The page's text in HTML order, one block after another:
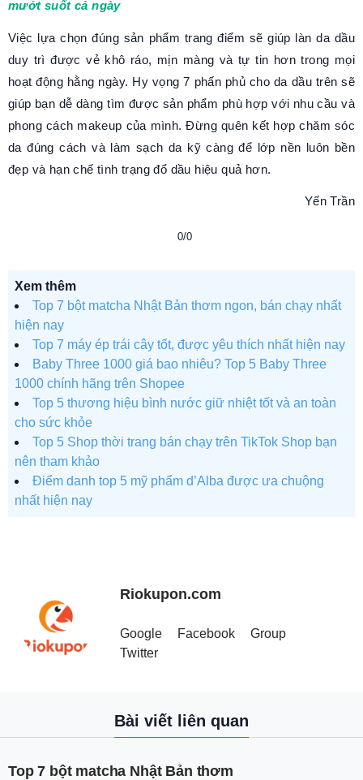
mướt suốt cả ngày
Việc lựa chọn đúng sản phẩm trang điểm sẽ giúp làn da dầu
duy trì được vẻ khô ráo, mịn màng và tự tin hơn trong mọi
hoạt động hằng ngày. Hy vọng 7 phấn phủ cho da dầu trên sẽ
giúp bạn dễ dàng tìm được sản phẩm phù hợp với nhu cầu và
phong cách makeup của mình. Đừng quên kết hợp chăm sóc
da đúng cách và làm sạch da kỹ càng để lớp nền luôn bền
đẹp và hạn chế tình trạng đổ dầu hiệu quả hơn.
Yến Trần
0/0
Xem thêm
Top 7 bột matcha Nhật Bản thơm ngon, bán chạy nhất
hiện nay
Top 7 máy ép trái cây tốt, được yêu thích nhất hiện nay
Baby Three 1000 giá bao nhiêu? Top 5 Baby Three
1000 chính hãng trên Shopee
Top 5 thương hiệu bình nước giữ nhiệt tốt và an toàn
cho sức khỏe
Top 5 Shop thời trang bán chạy trên TikTok Shop bạn
nên tham khảo
Điểm danh top 5 mỹ phẩm d’Alba được ưa chuộng
nhất hiện nay
Riokupon.com
Google Facebook
Group
Twitter
Bài viết liên quan
Top 7 bột matcha Nhật Bản thơm